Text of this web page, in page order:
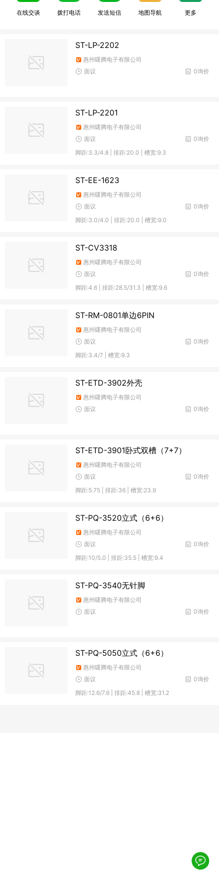
在线交谈 拨打电话 发送短信 地图导航 更多
ST-LP-2202
惠州曙腾电子有限公司
0询价
面议
ST-LP-2201
惠州曙腾电子有限公司
0询价
面议
脚距:3.3/4.8 | 排距:20.0 | 槽宽:9.3
ST-EE-1623
惠州曙腾电子有限公司
0询价
面议
脚距:3.0/4.0 | 排距:20.0 | 槽宽:9.0
ST-CV3318
惠州曙腾电子有限公司
0询价
面议
脚距:4.6 | 排距:28.5/31.3 | 槽宽:9.6
ST-RM-0801单边6PIN
惠州曙腾电子有限公司
0询价
面议
脚距:3.4/7 | 槽宽:9.3
ST-ETD-3902外壳
惠州曙腾电子有限公司
0询价
面议
ST-ETD-3901卧式双槽（7+7）
惠州曙腾电子有限公司
0询价
面议
脚距:5.75 | 排距:36 | 槽宽:23.9
ST-PQ-3520立式（6+6）
惠州曙腾电子有限公司
0询价
面议
脚距:10/5.0 | 排距:35.5 | 槽宽:9.4
ST-PQ-3540无针脚
惠州曙腾电子有限公司
0询价
面议
ST-PQ-5050立式（6+6）
惠州曙腾电子有限公司
0询价
面议
脚距:12.6/7.6 | 排距:45.8 | 槽宽:31.2